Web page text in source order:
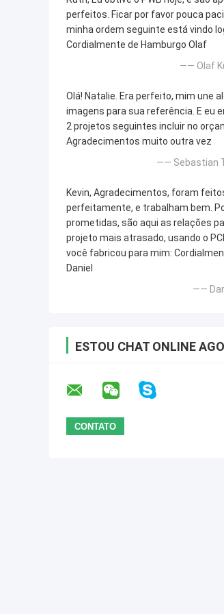
perfeitos. Ficar por favor pouca
minha ordem seguinte está vindo
Cordialmente de Hamburgo Olaf
—— Olaf
Olá! Natalie. Era perfeito, mim une
imagens para sua referência. E eu
2 projetos seguintes incluir no
Agradecimentos muito outra vez
—— Sebastian
Kevin, Agradecimentos, foram
perfeitamente, e trabalham bem.
prometidas, são aqui as relações
projeto mais atrasado, usando o
você fabricou para mim:
Daniel
——
ESTOU CHAT ONLINE